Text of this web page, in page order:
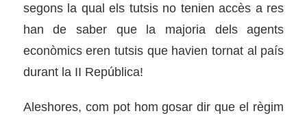
segons la qual els tutsis no tenien accès a res
han de saber que la majoria dels agents
econòmics eren tutsis que havien tornat al país
durant la II República!
Aleshores, com pot hom gosar dir que el règim